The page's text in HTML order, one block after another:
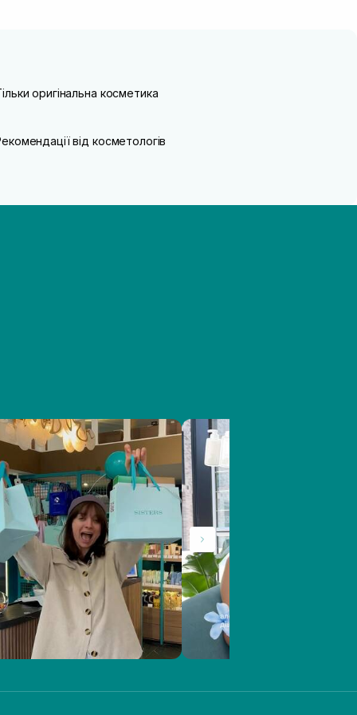
оригінальна косметика
від косметологів